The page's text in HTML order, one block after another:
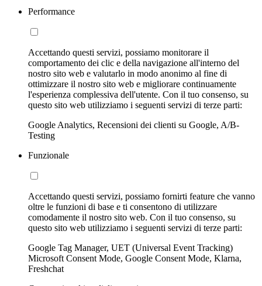
Performance
Accettando questi servizi, possiamo monitorare il
comportamento dei clic e della navigazione all'interno del
nostro sito web e valutarlo in modo anonimo al fine di
ottimizzare il nostro sito web e migliorare continuamente
l'esperienza complessiva dell'utente. Con il tuo consenso, su
questo sito web utilizziamo i seguenti servizi di terze parti:
Google Analytics, Recensioni dei clienti su Google, A/B-
Testing
Funzionale
Accettando questi servizi, possiamo fornirti feature che vanno
oltre le funzioni di base e ti consentono di utilizzare
comodamente il nostro sito web. Con il tuo consenso, su
questo sito web utilizziamo i seguenti servizi di terze parti:
Google Tag Manager, UET (Universal Event Tracking)
Microsoft Consent Mode, Google Consent Mode, Klarna,
Freshchat